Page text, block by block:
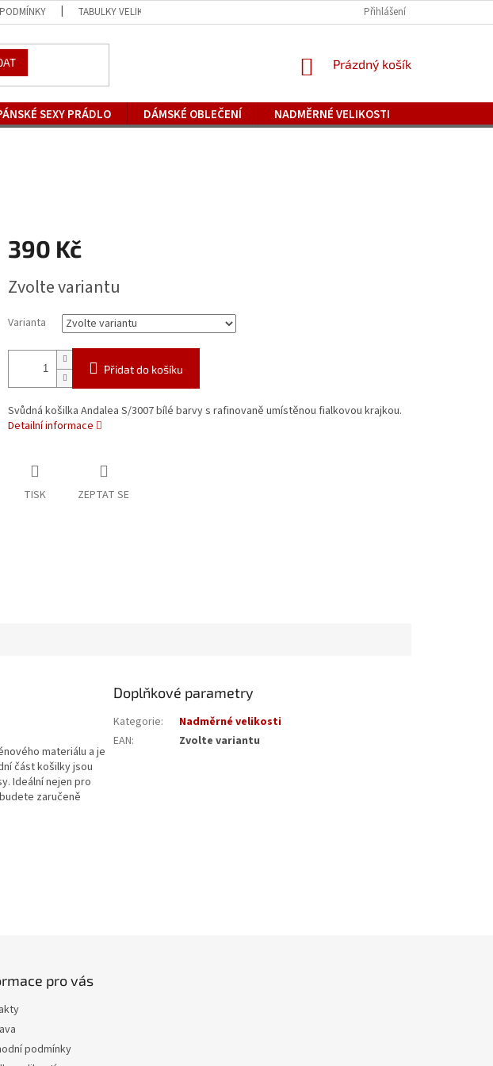
TABULKY VELIKOSTÍ ZAJÍMAVOSTI A NOVÉ ZBOŽÍ
Přihlášení
NÁKUPNÍ
Prázdný košík
SEXY PRÁDLO DÁMSKÉ OBLEČENÍ
NADMĚRNÉ VELIKOSTI
390 Kč
cena:
Zvolte variantu
Varianta
Přidat do košíku
Svůdná košilka Andalea S/3007 bílé barvy s rafinovaně umístěnou fialkovou krajkou.
Detailní informace
TISK ZEPTAT SE
materiálu a je
část košilky jsou
Ideální nejen pro
zaručeně
Doplňkové parametry
Kategorie:
Nadměrné velikosti
EAN: Zvolte variantu
pro vás
podmínky